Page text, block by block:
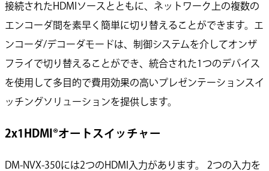
接続されたHDMIソースとともに、ネットワーク上の複数の
エンコーダ間を素早く簡単に切り替えることができます。エ
ンコーダ/デコーダモードは、制御システムを介してオンザ
フライで切り替えることができ、統合された1つのデバイス
を使用して多目的で費用効果の高いプレゼンテーションスイ
ッチングソリューションを提供します。
2x1HDMI®オートスイッチャー
DM-NVX-350には2つのHDMI入力があります。 2つの入力を